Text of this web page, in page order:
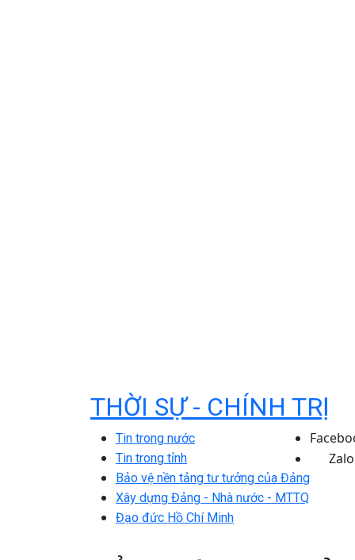
THỜI SỰ - CHÍNH TRỊ
Tin trong nước
Tin trong tỉnh
Bảo vệ nền tảng tư tưởng của Đảng
Xây dựng Đảng - Nhà nước - MTTQ
Đạo đức Hồ Chí Minh
Zalo